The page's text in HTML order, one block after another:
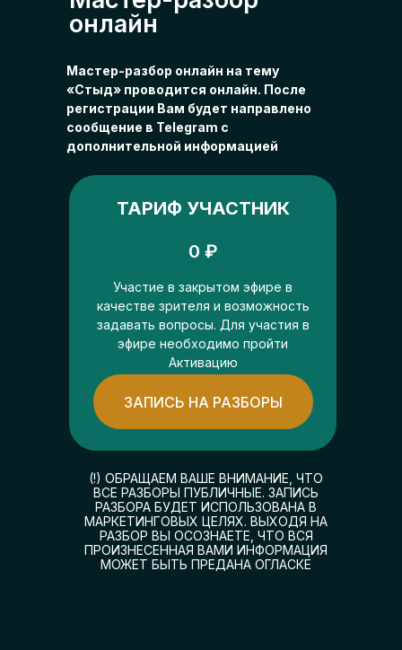
онлайн
ТАРИФ УЧАСТНИК
0 ₽
Участие в закрытом эфире в
качестве зрителя и возможность
задавать вопросы. Для участия в
эфире необходимо пройти
Активацию
ЗАПИСЬ НА РАЗБОРЫ
(!) ОБРАЩАЕМ ВАШЕ ВНИМАНИЕ, ЧТО
ВСЕ РАЗБОРЫ ПУБЛИЧНЫЕ. ЗАПИСЬ
РАЗБОРА БУДЕТ ИСПОЛЬЗОВАНА В
МАРКЕТИНГОВЫХ ЦЕЛЯХ. ВЫХОДЯ НА
РАЗБОР ВЫ ОСОЗНАЕТЕ, ЧТО ВСЯ
ПРОИЗНЕСЕННАЯ ВАМИ ИНФОРМАЦИЯ
МОЖЕТ БЫТЬ ПРЕДАНА ОГЛАСКЕ
Мастер-разбор онлайн на тему
«Стыд» проводится онлайн. После
регистрации Вам будет направлено
сообщение в Telegram с
дополнительной информацией